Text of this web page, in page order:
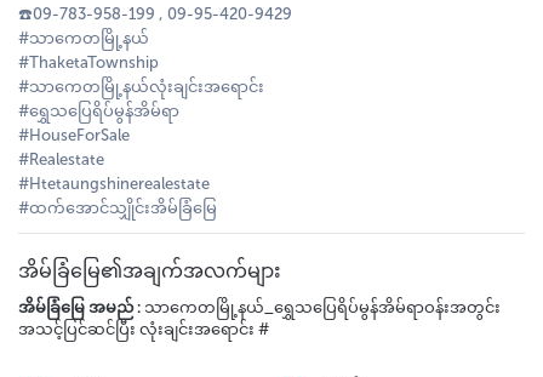
☎️09-783-958-199 , 09-95-420-9429
#သာကေတမြို့နယ်
#ThaketaTownship
#သာကေတမြို့နယ်လုံးချင်းအရောင်း
#ရွှေသပြေရိပ်မွန်အိမ်ရာ
#HouseForSale
#Realestate
#Htetaungshinerealestate
#ထက်အောင်သျှိုင်းအိမ်ခြံမြေ
အိမ်ခြံမြေ၏အချက်အလက်များ
အိမ်ခြံမြေ အမည် : သာကေတမြို့နယ်_ရွှေသပြေရိပ်မွန်အိမ်ရာဝန်းအတွင်း
အသင့်ပြင်ဆင်ပြီး လုံးချင်းအရောင်း #